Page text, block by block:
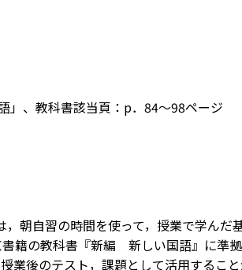
」、教科書該当頁：p．84～98ページ
朝自習の時間を使って，授業で学ん
籍の教科書『新編 新しい国語』に準
業後のテスト，課題として活用すること